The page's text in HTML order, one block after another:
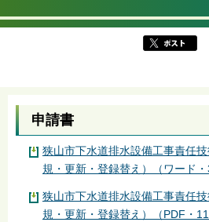
申請書
狭山市下水道排水設備工事責任
規・更新・登録替え）（ワード・
狭山市下水道排水設備工事責任
規・更新・登録替え）（PDF・